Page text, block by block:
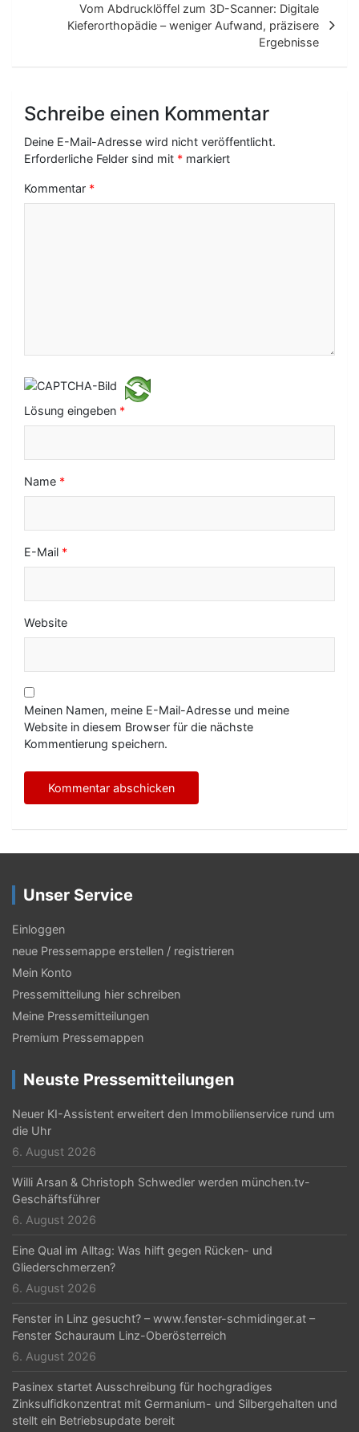
a
a
o
n
Vom Abdrucklöffel zum 3D-Scanner: Digitale
Kieferorthopädie – weniger Aufwand, präzisere
Ergebnisse
Schreibe einen Kommentar
Deine E-Mail-Adresse wird nicht veröffentlicht.
Erforderliche Felder sind mit * markiert
Kommentar *
Lösung eingeben *
Name *
E-Mail *
Website
Meinen Namen, meine E-Mail-Adresse und meine
Website in diesem Browser für die nächste
Kommentierung speichern.
Unser Service
Einloggen
neue Pressemappe erstellen / registrieren
Mein Konto
Pressemitteilung hier schreiben
Meine Pressemitteilungen
Premium Pressemappen
Neuste Pressemitteilungen
Neuer KI-Assistent erweitert den Immobilienservice rund um
die Uhr
6. August 2026
Willi Arsan & Christoph Schwedler werden münchen.tv-
Geschäftsführer
6. August 2026
Eine Qual im Alltag: Was hilft gegen Rücken- und
Gliederschmerzen?
6. August 2026
Fenster in Linz gesucht? – www.fenster-schmidinger.at –
Fenster Schauraum Linz-Oberösterreich
6. August 2026
Pasinex startet Ausschreibung für hochgradiges
Zinksulfidkonzentrat mit Germanium- und Silbergehalten und
stellt ein Betriebsupdate bereit